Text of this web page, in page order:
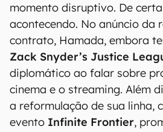
momento disruptivo. De
acontecendo. No anúncio da
contrato, Hamada, embora
Zack Snyder’s Justice
diplomático ao falar sobre
cinema e o streaming. Além
a reformulação de sua linha,
evento Infinite Frontier,